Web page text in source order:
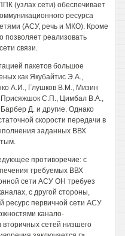
(узлах сети) обеспечивает
ресурса
(АСУ, речь и МКО). Кроме
позволяет реализовать
связи.
пакетов большое
как Якубайтис Э.А.,
А.И., Глушков В.М., Мизин
С.П., Цимбал В.А.,
Д. и другие. Однако
скорости передачи в
заданных ВВХ
противоречие: с
требуемых ВВХ
сети АСУ ОН требуез
с другой стороны,
ресурс первичной сети АСУ
канало-
сетей низшего